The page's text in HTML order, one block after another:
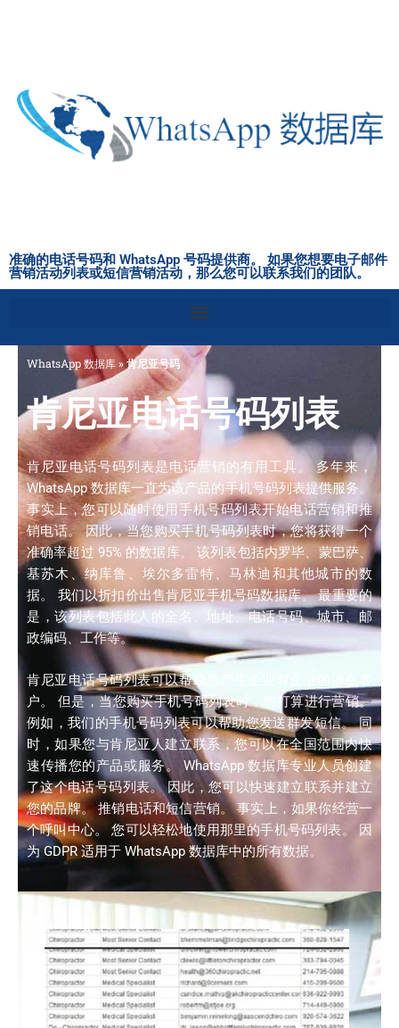
准确的电话号码和 WhatsApp 号码提供商。 如果您想要电子邮件
营销活动列表或短信营销活动，那么您可以联系我们的团队。
WhatsApp 数据库»肯尼亚号码
肯尼亚电话号码列表
肯尼亚电话号码列表是电话营销的有用工具。 多年来，
WhatsApp 数据库一直为该产品的手机号码列表提供服务。
事实上，您可以随时使用手机号码列表开始电话营销和推
销电话。 因此，当您购买手机号码列表时，您将获得一个
准确率超过 95% 的数据库。 该列表包括内罗毕、蒙巴萨、
基苏木、纳库鲁、埃尔多雷特、马林迪和其他城市的数
据。 我们以折扣价出售肯尼亚手机号码数据库。 最重要的
是，该列表包括此人的全名、地址、电话号码、城市、邮
政编码、工作等。
肯尼亚电话号码列表可以帮助您产生企业对企业的潜在客
户。 但是，当您购买手机号码列表时，您打算进行营销。
例如，我们的手机号码列表可以帮助您发送群发短信。 同
时，如果您与肯尼亚人建立联系，您可以在全国范围内快
速传播您的产品或服务。 WhatsApp 数据库专业人员创建
了这个电话号码列表。 因此，您可以快速建立联系并建立
您的品牌。 推销电话和短信营销。 事实上，如果你经营一
个呼叫中心。 您可以轻松地使用那里的手机号码列表。 因
为 GDPR 适用于 WhatsApp 数据库中的所有数据。